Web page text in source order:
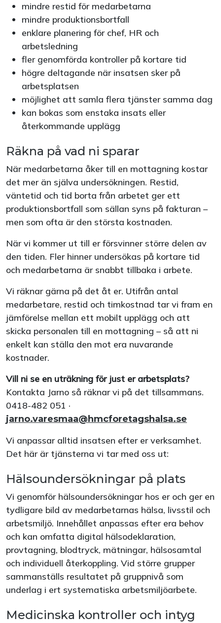
mindre restid för medarbetarna
mindre produktionsbortfall
enklare planering för chef, HR och
arbetsledning
fler genomförda kontroller på kortare tid
högre deltagande när insatsen sker på
arbetsplatsen
möjlighet att samla flera tjänster samma dag
kan bokas som enstaka insats eller
återkommande upplägg
Räkna på vad ni sparar
När medarbetarna åker till en mottagning kostar
det mer än själva undersökningen. Restid,
väntetid och tid borta från arbetet ger ett
produktionsbortfall som sällan syns på fakturan –
men som ofta är den största kostnaden.
När vi kommer ut till er försvinner större delen av
den tiden. Fler hinner undersökas på kortare tid
och medarbetarna är snabbt tillbaka i arbete.
Vi räknar gärna på det åt er. Utifrån antal
medarbetare, restid och timkostnad tar vi fram en
jämförelse mellan ett mobilt upplägg och att
skicka personalen till en mottagning – så att ni
enkelt kan ställa den mot era nuvarande
kostnader.
Vill ni se en uträkning för just er arbetsplats?
Kontakta Jarno så räknar vi på det tillsammans.
0418-482 051 ·
jarno.varesmaa@hmcforetagshalsa.se
Vi anpassar alltid insatsen efter er verksamhet.
Det här är tjänsterna vi tar med oss ut:
Hälsoundersökningar på plats
Vi genomför hälsoundersökningar hos er och ger en
tydligare bild av medarbetarnas hälsa, livsstil och
arbetsmiljö. Innehållet anpassas efter era behov
och kan omfatta digital hälsodeklaration,
provtagning, blodtryck, mätningar, hälsosamtal
och individuell återkoppling. Vid större grupper
sammanställs resultatet på gruppnivå som
underlag i ert systematiska arbetsmiljöarbete.
Medicinska kontroller och intyg